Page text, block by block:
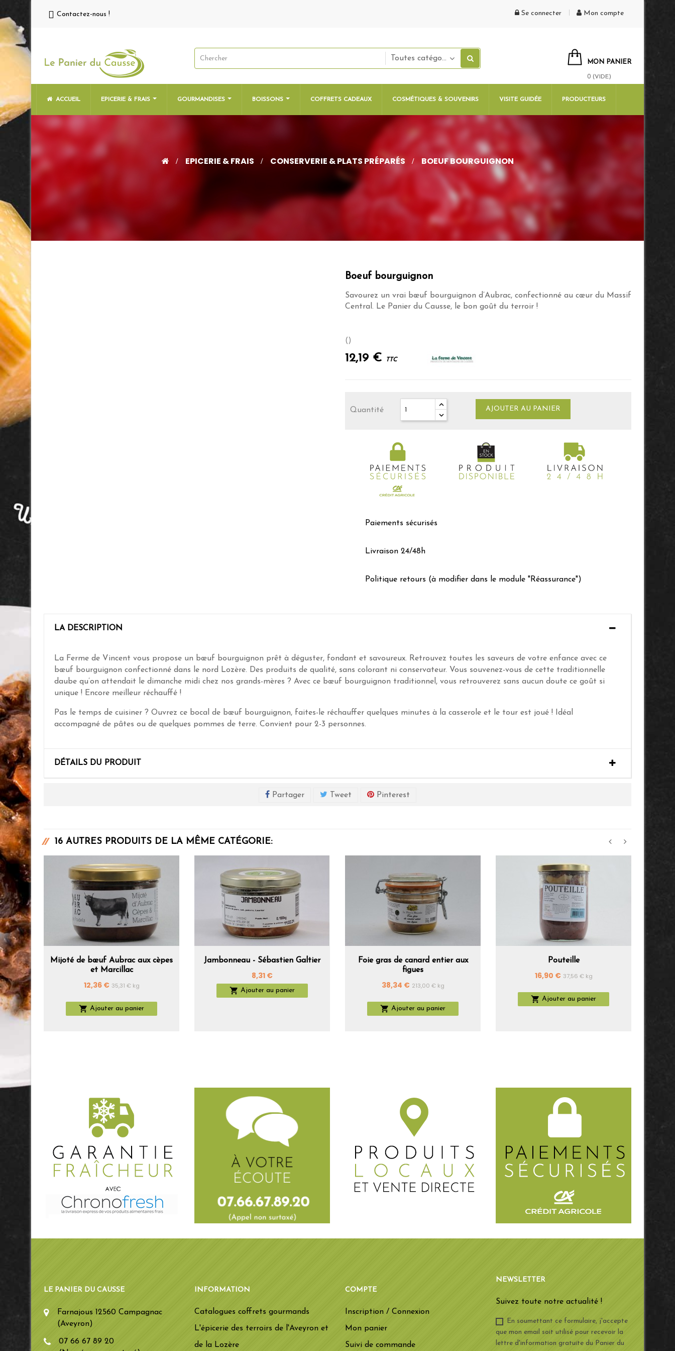
Contactez-nous ! Se connecter Mon compte
Toutes catégories MON PANIER
0 (VIDE)
ACCUEIL EPICERIE & FRAIS GOURMANDISES BOISSONS COFFRETS CADEAUX COSMÉTIQUES & SOUVENIRS VISITE GUIDÉE PRODUCTEURS
EPICERIE & FRAIS CONSERVERIE & PLATS PRÉPARÉS BOEUF BOURGUIGNON
Boeuf bourguignon
Savourez un vrai bœuf bourguignon d’Aubrac, confectionné au cœur du Massif
Central. Le Panier du Causse, le bon goût du terroir !
()
12,19 € TTC
Quantité AJOUTER AU PANIER
Paiements sécurisés
Livraison 24/48h
Politique retours (à modifier dans le module "Réassurance")
LA DESCRIPTION
La Ferme de Vincent vous propose un bœuf bourguignon prêt à déguster, fondant et savoureux. Retrouvez toutes les saveurs de votre enfance avec ce
bœuf bourguignon confectionné dans le nord Lozère. Des produits de qualité, sans colorant ni conservateur. Vous souvenez-vous de cette traditionnelle
daube qu’on attendait le dimanche midi chez nos grands-mères ? Avec ce bœuf bourguignon traditionnel, vous retrouverez sans aucun doute ce goût si
unique ! Encore meilleur réchauffé !
Pas le temps de cuisiner ? Ouvrez ce bocal de bœuf bourguignon, faites-le réchauffer quelques minutes à la casserole et le tour est joué ! Idéal
accompagné de pâtes ou de quelques pommes de terre. Convient pour 2-3 personnes.
DÉTAILS DU PRODUIT
Partager Tweet Pinterest
16 AUTRES PRODUITS DE LA MÊME CATÉGORIE:
Mijoté de bœuf Aubrac aux cèpes
et Marcillac
Prix
12,36 € 35,31 € kg
 Ajouter au panier
Jambonneau - Sébastien Galtier
Prix
8,31 €
 Ajouter au panier
Foie gras de canard entier aux
figues
Prix
38,34 € 213,00 € kg
 Ajouter au panier
Pouteille
Prix
16,90 € 37,56 € kg
 Ajouter au panier
‹ ›
LE PANIER DU CAUSSE
Farnajous 12560 Campagnac
(Aveyron)
07 66 67 89 20
INFORMATION
Catalogues coffrets gourmands
L'épicerie des terroirs de l'Aveyron et
de la Lozère
COMPTE
Inscription / Connexion
Mon panier
Suivi de commande
NEWSLETTER
Suivez toute notre actualité !
En soumettant ce formulaire, j'accepte
que mon email soit utilisé pour recevoir la
lettre d'information gratuite du Panier du